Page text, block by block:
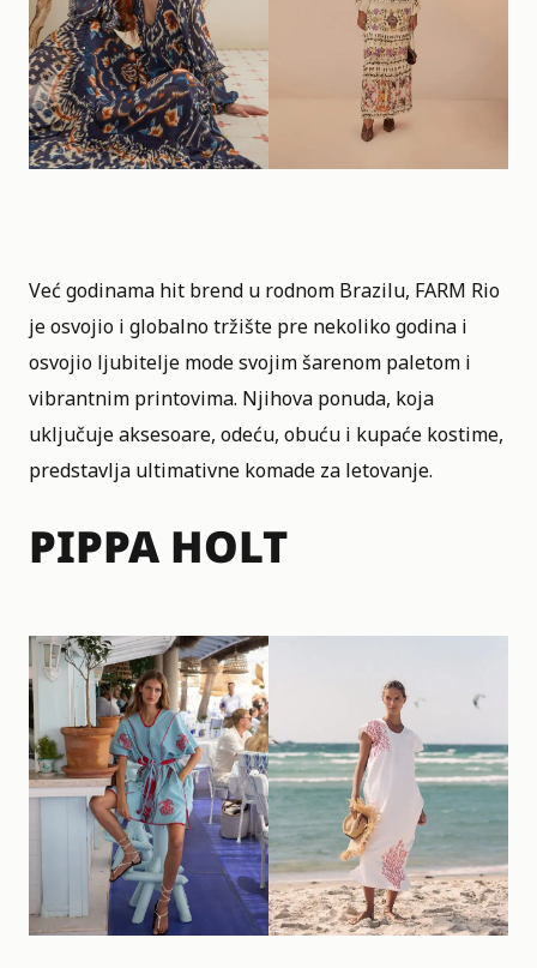
Već godinama hit brend u rodnom Brazilu, FARM Rio
je osvojio i globalno tržište pre nekoliko godina i
osvojio ljubitelje mode svojim šarenom paletom i
vibrantnim printovima. Njihova ponuda, koja
uključuje aksesoare, odeću, obuću i kupaće kostime,
predstavlja ultimativne komade za letovanje.
PIPPA HOLT